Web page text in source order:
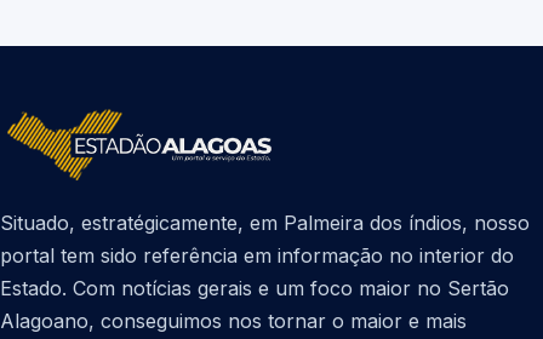
Situado, estratégicamente, em Palmeira dos índios, nosso
portal tem sido referência em informação no interior do
Estado. Com notícias gerais e um foco maior no Sertão
Alagoano, conseguimos nos tornar o maior e mais